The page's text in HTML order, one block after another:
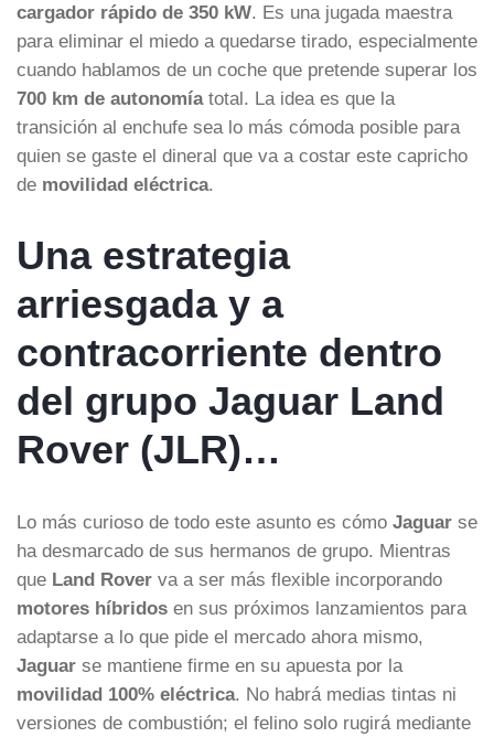
cargador rápido de 350 kW. Es una jugada maestra
para eliminar el miedo a quedarse tirado, especialmente
cuando hablamos de un coche que pretende superar los
700 km de autonomíatotal. La idea es que la
transición al enchufe sea lo más cómoda posible para
quien se gaste el dineral que va a costar este capricho
de movilidad eléctrica.
Una estrategia
arriesgada y a
contracorriente dentro
del grupo Jaguar Land
Rover (JLR)…
Lo más curioso de todo este asunto es cómo Jaguar se
ha desmarcado de sus hermanos de grupo. Mientras
que Land Rover va a ser más flexible incorporando
motores híbridos en sus próximos lanzamientos para
adaptarse a lo que pide el mercado ahora mismo,
Jaguar se mantiene firme en su apuesta por la
movilidad 100% eléctrica. No habrá medias tintas ni
versiones de combustión; el felino solo rugirá mediante